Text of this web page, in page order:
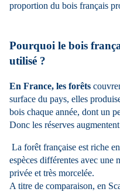
proportion du bois français
Pourquoi le bois
utilisé ?
En France, les forêts
surface du pays, elles
bois chaque année, dont un
Donc les réserves
La forêt française est riche
espèces différentes avec
privée et très morcelée.
A titre de comparaison, en